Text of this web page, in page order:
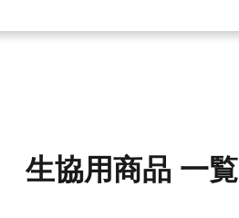
生協用商品 一覧